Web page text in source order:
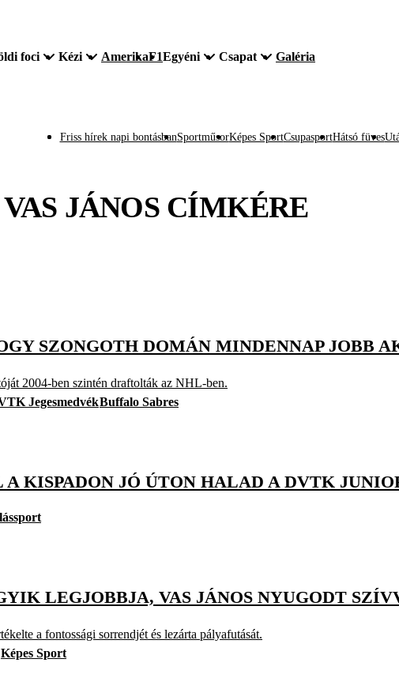
foci Kézi AmerikaF1Egyéni Csapat Galéria
Friss hírek napi bontásbanSportműsorKépes SportCsupasportHátsó füves
VAS JÁNOSCÍMKÉRE
SZONGOTH DOMÁN MINDENNAP JOBB
2004-ben szintén draftolták az NHL-ben.
JegesmedvékBuffalo Sabres
A KISPADON JÓ ÚTON HALAD A DVTK
LEGJOBBJA, VAS JÁNOS NYUGODT
a fontossági sorrendjét és lezárta pályafutását.
Képes Sport